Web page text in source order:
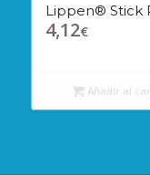
Lippen® Stick
4,12€
Añadir al